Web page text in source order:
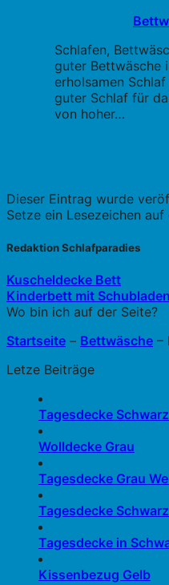
Schlafen,
guter Bettwäsche
erholsamen
guter Schlaf für
von hoher…
Dieser Eintrag wurde
Setze ein Lesezeichen auf
Redaktion Schlafparadies
Kuscheldecke Bett
Kinderbett mit Schubladen
Wo bin ich auf der Seite?
Startseite – Bettwäsche –
Letze Beiträge
Tagesdecke
Wolldecke Grau
Tagesdecke Grau
Tagesdecke
Tagesdecke in
Kissenbezug Gelb